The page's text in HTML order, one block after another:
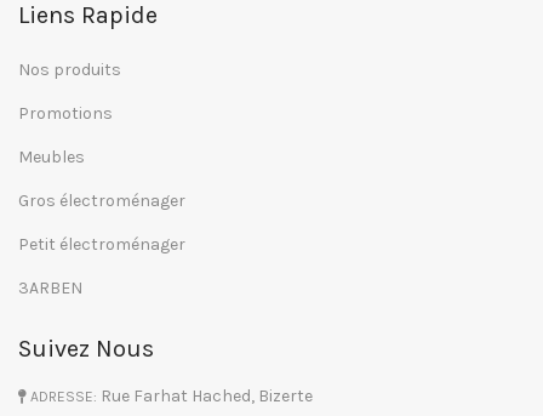
Liens Rapide
Nos produits
Promotions
Meubles
Gros électroménager
Petit électroménager
3ARBEN
Suivez Nous
ADRESSE: Rue Farhat Hached, Bizerte